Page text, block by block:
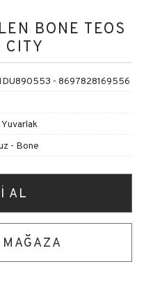
BONE TEOS
CITY
- 8697828169556
- Bone
AL